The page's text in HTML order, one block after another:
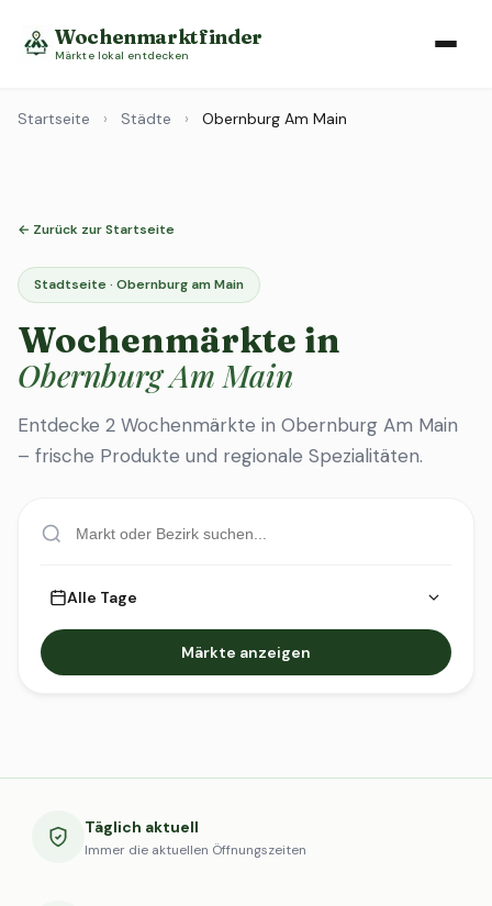
Wochenmarktfinder
Märkte lokal entdecken
Startseite › Städte › Obernburg Am Main
← Zurück zur Startseite
Stadtseite · Obernburg am Main
Wochenmärkte in
Obernburg Am Main
Entdecke 2 Wochenmärkte in Obernburg Am Main
– frische Produkte und regionale Spezialitäten.
Alle Tage
Märkte anzeigen
Täglich aktuell
Immer die aktuellen Öffnungszeiten